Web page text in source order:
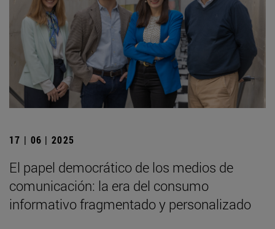
17 | 06 | 2025
El papel democrático de los medios de
comunicación: la era del consumo
informativo fragmentado y personalizado